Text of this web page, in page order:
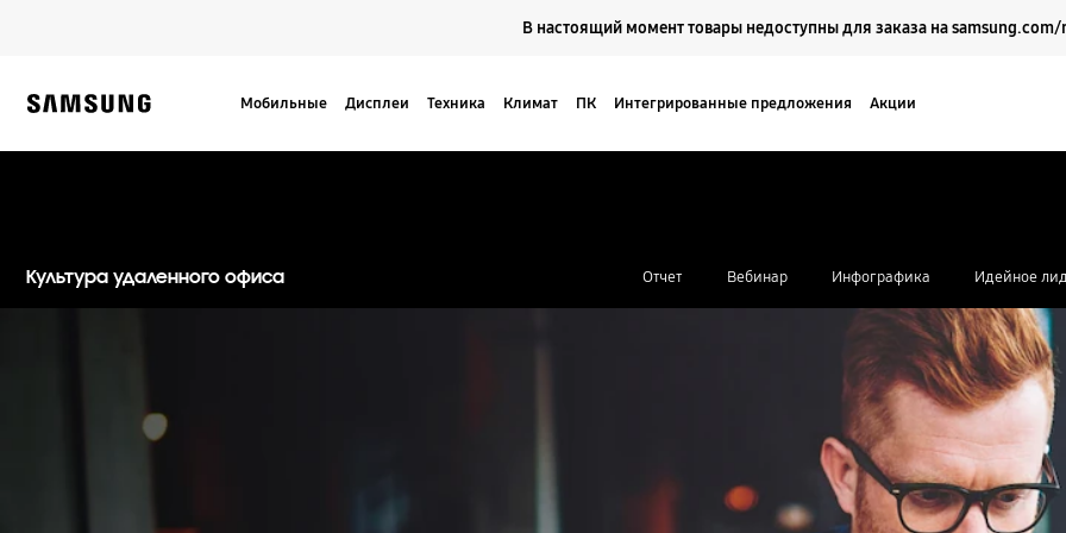
В настоящий момент товары недоступны для заказа на samsung.com/
Мобильные Дисплеи Техника Климат ПК Интегрированные предложения Акции
Культура удаленного офиса Отчет Вебинар Инфографика Идейное